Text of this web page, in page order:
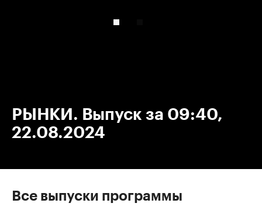
РЫНКИ. Выпуск за 09:40,
22.08.2024
Все выпуски программы